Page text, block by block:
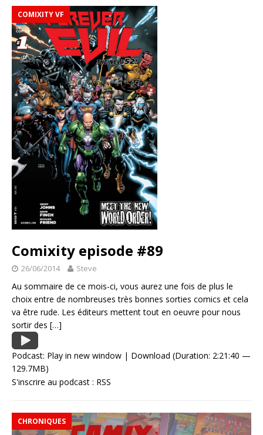
COMIXITY VF
Comixity episode #89
26/06/2014 Steve
Au sommaire de ce mois-ci, vous aurez une fois de plus le
choix entre de nombreuses très bonnes sorties comics et cela
va être rude. Les éditeurs mettent tout en oeuvre pour nous
sortir des […]
Podcast: Play in new window | Download (Duration: 2:21:40 —
129.7MB)
S'inscrire au podcast : RSS
CHRONIQUES